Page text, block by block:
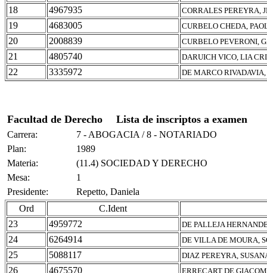
18 4967935 CORRALES PEREYRA,
19 4683005 CURBELO CHEDA,
20 2008839 CURBELO PEVERONI,
21 4805740 DARUICH VICO, LIA
22 3335972 DE MARCO
Facultad de Derecho Lista de inscriptos a examen
Carrera:
7 - ABOGACIA / 8 - NOTARIADO
Plan:
1989
Materia:
(11.4) SOCIEDAD Y DERECHO
Mesa:
1
Presidente:
Repetto, Daniela
Ord
C.Ident
23
4959772 DE PALLEJA
24 6264914 DE VILLA DE MOURA,
25 5088117 DIAZ PEREYRA,
26 4675570 ERRECART DE